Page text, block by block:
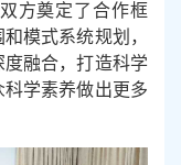
方奠定了合作框
模式系统规划，
融合，打造科学
学素养做出更多